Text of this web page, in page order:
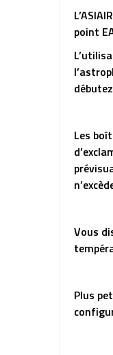
point
Les
Vous
Plus